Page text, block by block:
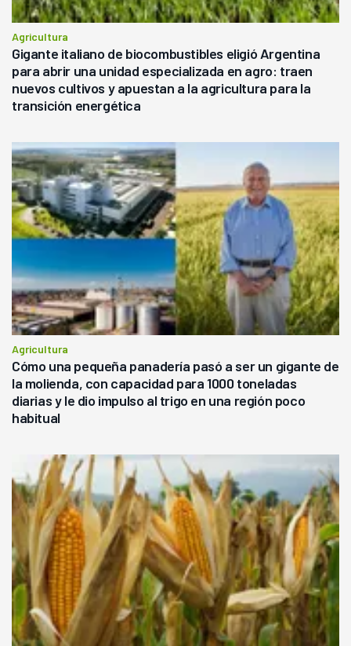
Agricultura
Gigante italiano de biocombustibles eligió Argentina
para abrir una unidad especializada en agro: traen
nuevos cultivos y apuestan a la agricultura para la
transición energética
Agricultura
Cómo una pequeña panadería pasó a ser un gigante de
la molienda, con capacidad para 1000 toneladas
diarias y le dio impulso al trigo en una región poco
habitual